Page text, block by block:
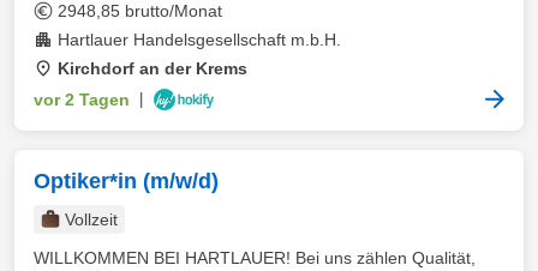
2948,85 brutto/Monat
Hartlauer Handelsgesellschaft m.b.H.
Kirchdorf an der Krems
vor 2 Tagen
Optiker*in (m/w/d)
Vollzeit
WILLKOMMEN BEI HARTLAUER! Bei uns zählen Qualität,